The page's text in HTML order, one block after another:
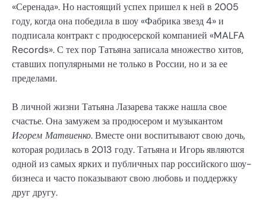
«Серенада». Но настоящий успех пришел к ней в 2005
году, когда она победила в шоу «Фабрика звезд 4» и
подписала контракт с продюсерской компанией «MALFA
Records». С тех пор Татьяна записала множество хитов,
ставших популярными не только в России, но и за ее
пределами.
В личной жизни Татьяна Лазарева также нашла свое
счастье. Она замужем за продюсером и музыкантом
Игорем Матвиенко. Вместе они воспитывают свою дочь,
которая родилась в 2013 году. Татьяна и Игорь являются
одной из самых ярких и публичных пар российского шоу-
бизнеса и часто показывают свою любовь и поддержку
друг другу.